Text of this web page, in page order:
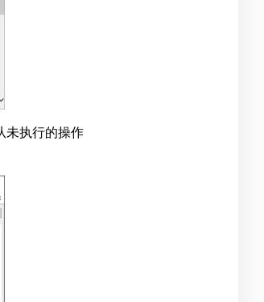
未执行的操作